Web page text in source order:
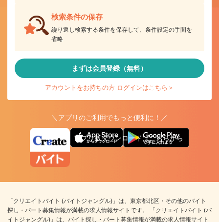
検索条件の保存
繰り返し検索する条件を保存して、条件設定の手間を
省略
まずは会員登録（無料）
アカウントをお持ちの方 ログインはこちら＞
＼アプリのご利用でもっと便利に！／
アプリ版ダウンロードはこちらから
「クリエイトバイト (バイトジャングル)」は、東京都北区・その他のバイト
探し・パート募集情報が満載の求人情報サイトです。 「クリエイトバイト (バ
イトジャングル)」は、バイト探し・パート募集情報が満載の求人情報サイト